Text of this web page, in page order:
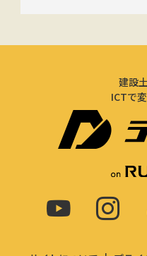
建設
ICTで